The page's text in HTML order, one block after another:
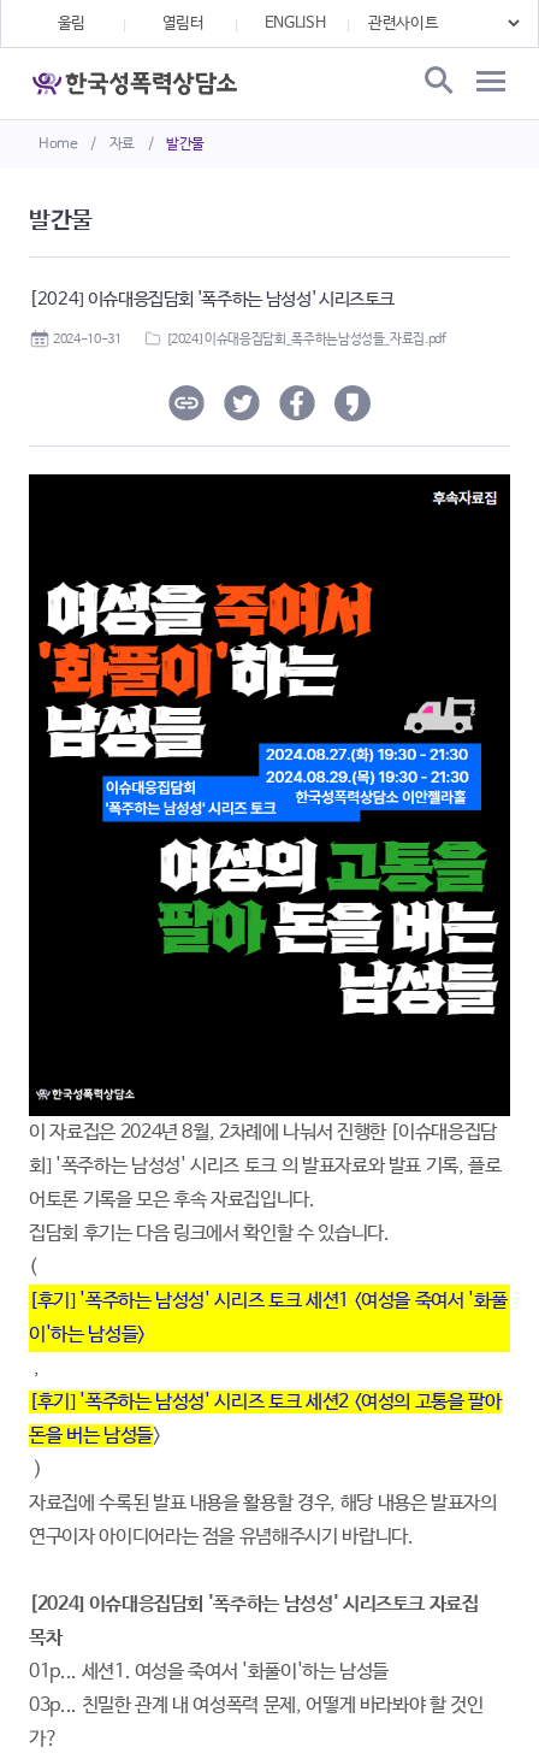
Home / 자료 / 발간물
울림 열림터 ENGLISH
발간물
[2024] 이슈대응집담회 '폭주하는 남성성' 시리즈토크
2024-10-31 [2024] 이슈대응집담회_폭주하는남성성들_자료집.pdf
이 자료집은 2024년 8월, 2차례에 나눠서 진행한 [이슈대응집담
회] '폭주하는 남성성' 시리즈 토크 의 발표자료와 발표 기록, 플로
어토론 기록을 모은 후속 자료집입니다.
집담회 후기는 다음 링크에서 확인할 수 있습니다.
(
[후기] '폭주하는 남성성' 시리즈 토크 세션1 <여성을 죽여서 '화풀
이'하는 남성들>
,
[후기] '폭주하는 남성성' 시리즈 토크 세션2 <여성의 고통을 팔아
돈을 버는 남성들>
)
자료집에 수록된 발표 내용을 활용할 경우, 해당 내용은 발표자의
연구이자 아이디어라는 점을 유념해주시기 바랍니다.
[2024] 이슈대응집담회 '폭주하는 남성성' 시리즈토크 자료집
목차
01p... 세션1. 여성을 죽여서 '화풀이'하는 남성들
03p... 친밀한 관계 내 여성폭력 문제, 어떻게 바라봐야 할 것인
가?